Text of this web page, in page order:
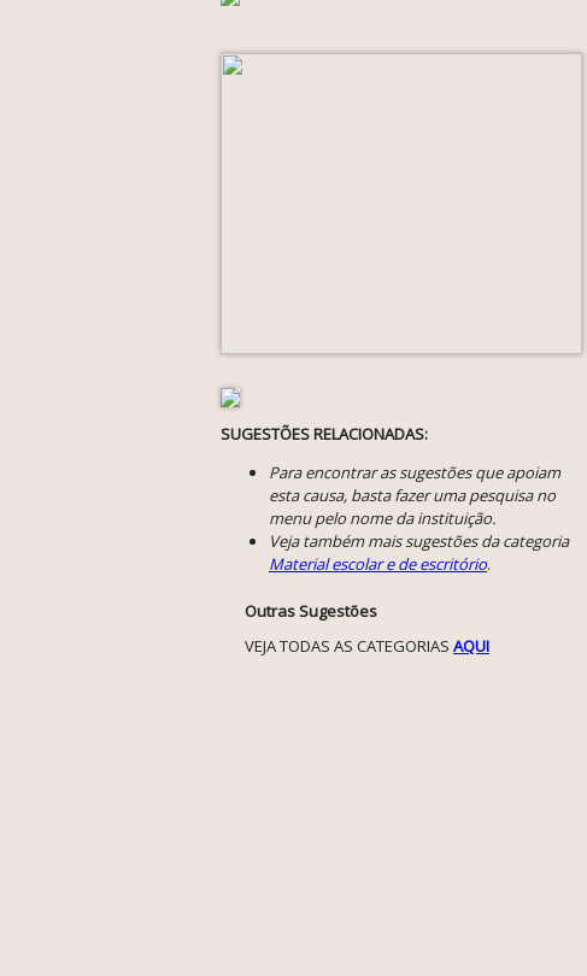
SUGESTÕES RELACIONADAS:
Para encontrar as sugestões que apoiam
esta causa, basta fazer uma pesquisa no
menu pelo nome da instituição.
Veja também mais sugestões da categoria
Material escolar e de escritório.
Outras Sugestões
VEJA TODAS AS CATEGORIAS AQUI